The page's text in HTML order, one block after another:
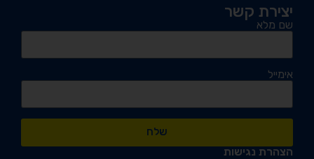
יצירת קשר
שם מלא
אימייל
שלח
הצהרת נגישות